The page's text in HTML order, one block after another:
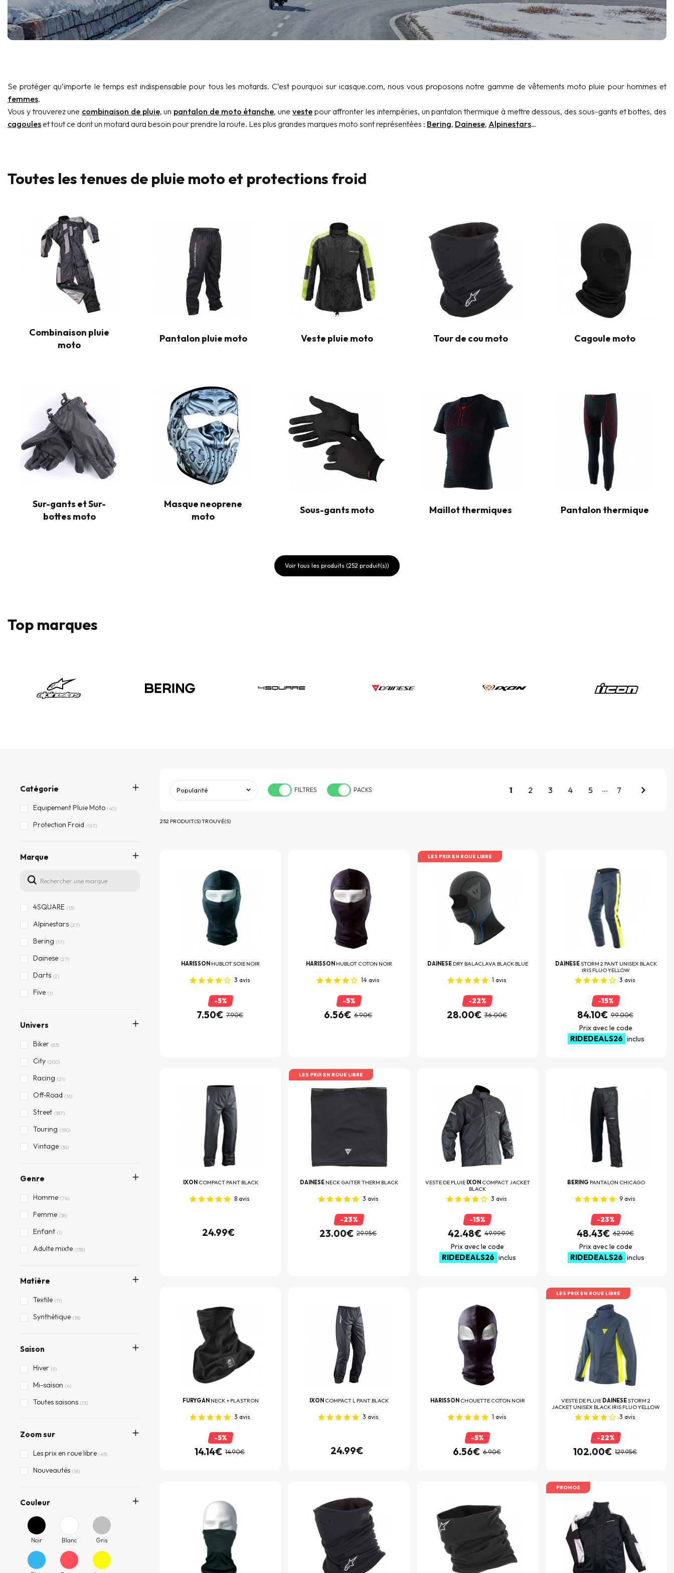
Se protéger qu’importe le temps est indispensable pour tous les motards. C’est pourquoi sur icasque.com, nous vous proposons notre gamme de vêtements moto pluie pour hommes et
femmes.
Vous y trouverez une combinaison de pluie, un pantalon de moto étanche, une vestepour affronter les intempéries, un pantalon thermique à mettre dessous, des sous-gants et bottes, des
cagouleset tout ce dont un motard aura besoin pour prendre la route. Les plus grandes marques moto sont représentées : Bering, Dainese, Alpinestars…
Toutes les tenues de pluie moto et protections froid
Combinaison pluie
moto
Pantalon pluie moto Veste pluie moto Tour de cou moto Cagoule moto
Sur-gants et Sur-
bottes moto
Masque neoprene
moto
Sous-gants moto Maillot thermiques Pantalon thermique
Voir tous les produits (252 produit(s))
Top marques
Catégorie
Equipement Pluie Moto (40)
Protection Froid (167)
Marque
4SQUARE (13)
Alpinestars (27)
Bering (17)
Dainese (27)
Darts (2)
Five (1)
HARISSON
Ixon (49)
Knox (3)
REV'IT (30)
Segura (3)
Shad (2)
SHOT (6)
UBIKE (4)
Zanheadgear
Univers
Biker (53)
City (200)
Racing (21)
Off-Road (16)
Street (187)
Touring (190)
Vintage (36)
Genre
Homme (74)
Femme (38)
Enfant (1)
Adulte mixte (135)
Matière
Textile (11)
Synthétique (18)
Saison
Hiver (9)
Mi-saison (4)
Toutes saisons (13)
Zoom sur
Les prix en roue libre (43)
Nouveautés (18)
Couleur
Noir Blanc Gris
FILTRES PACKS 1 2 3 4 5 ... 7
252 PRODUIT(S) TROUVÉ(S)
HARISSON HUBLOT SOIE NOIR
3 avis
-5%
7.50€ 7.90€
HARISSON HUBLOT COTON NOIR
14 avis
-5%
6.56€ 6.90€
LES PRIX EN ROUE LIBRE
DAINESE DRY BALACLAVA BLACK BLUE
1 avis
-22%
28.00€ 36.00€
DAINESESTORM 2 PANT UNISEX BLACK
IRIS FLUO YELLOW
3 avis
-15%
84.10€ 99.00€
Prix avec le code
RIDEDEALS26 inclus
IXON COMPACT PANT BLACK
8 avis
24.99€
LES PRIX EN ROUE LIBRE
DAINESE NECK GAITER THERM BLACK
3 avis
-23%
23.00€ 29.95€
VESTE DE PLUIE IXON COMPACT JACKET
BLACK
3 avis
-15%
42.48€ 49.99€
Prix avec le code
RIDEDEALS26 inclus
BERING PANTALON CHICAGO
9 avis
-23%
48.43€ 62.99€
Prix avec le code
RIDEDEALS26 inclus
FURYGAN NECK + PLASTRON
3 avis
-5%
14.14€ 14.90€
IXON COMPACT L PANT BLACK
3 avis
24.99€
HARISSON CHOUETTE COTON NOIR
1 avis
-5%
6.56€ 6.90€
LES PRIX EN ROUE LIBRE
VESTE DE PLUIE DAINESESTORM 2
JACKET UNISEX BLACK IRIS FLUO YELLOW
3 avis
-22%
102.00€ 129.95€
PROMOS